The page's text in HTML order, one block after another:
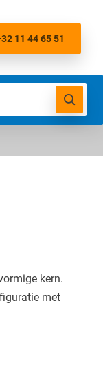
11 44 65 51
kern.
met